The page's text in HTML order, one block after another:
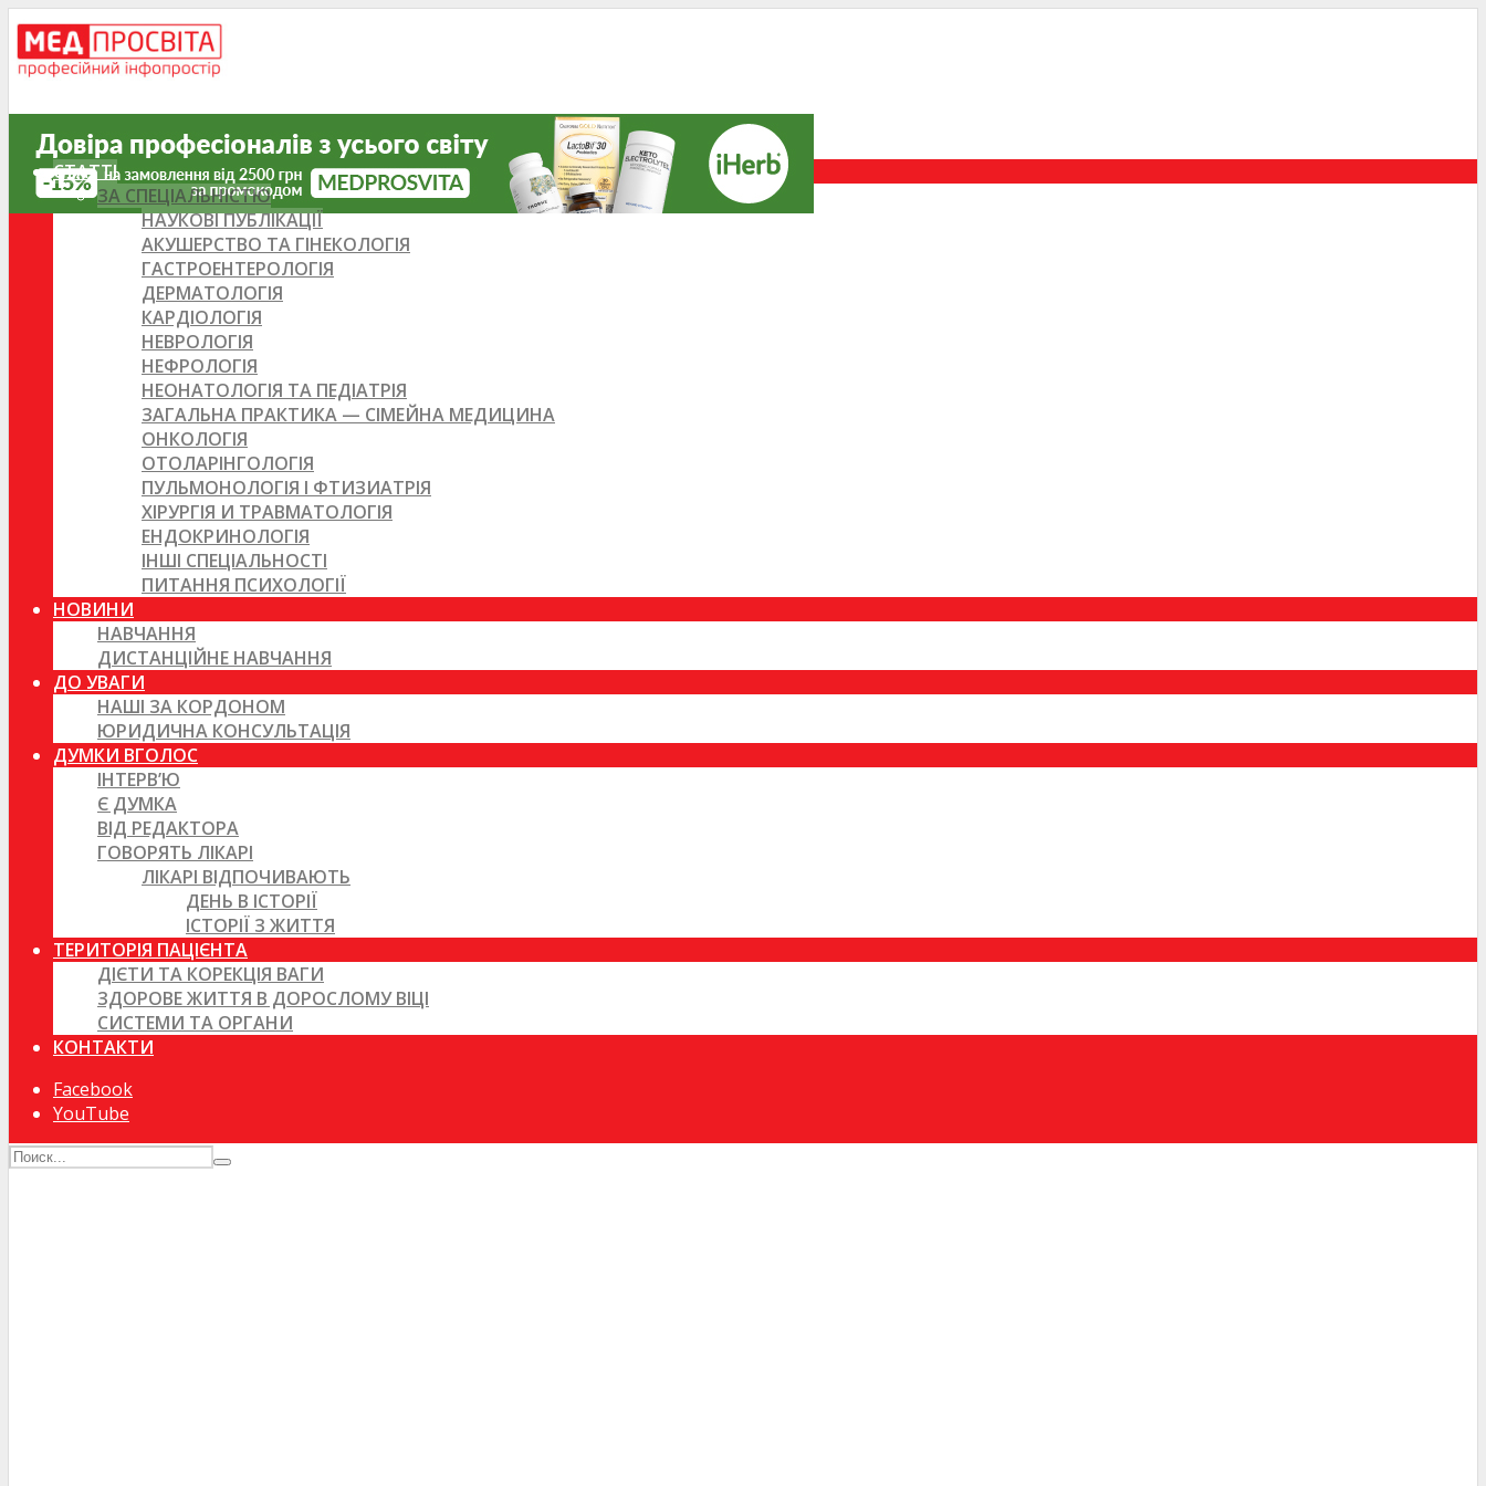
СТАТТІ
ЗА СПЕЦІАЛЬНІСТЮ
НАУКОВІ ПУБЛІКАЦІЇ
АКУШЕРСТВО ТА ГІНЕКОЛОГІЯ
ГАСТРОЕНТЕРОЛОГІЯ
ДЕРМАТОЛОГІЯ
КАРДІОЛОГІЯ
НЕВРОЛОГІЯ
НЕФРОЛОГІЯ
НЕОНАТОЛОГІЯ ТА ПЕДІАТРІЯ
ЗАГАЛЬНА ПРАКТИКА — СІМЕЙНА МЕДИЦИНА
ОНКОЛОГІЯ
ОТОЛАРІНГОЛОГІЯ
ПУЛЬМОНОЛОГІЯ І ФТИЗИАТРІЯ
ХІРУРГІЯ И ТРАВМАТОЛОГІЯ
ЕНДОКРИНОЛОГІЯ
ІНШІ СПЕЦІАЛЬНОСТІ
ПИТАННЯ ПСИХОЛОГІЇ
НОВИНИ
НАВЧАННЯ
ДИСТАНЦІЙНЕ НАВЧАННЯ
ДО УВАГИ
НАШІ ЗА КОРДОНОМ
ЮРИДИЧНА КОНСУЛЬТАЦІЯ
ДУМКИ ВГОЛОС
ІНТЕРВ’Ю
Є ДУМКА
ВІД РЕДАКТОРА
ГОВОРЯТЬ ЛІКАРІ
ЛІКАРІ ВІДПОЧИВАЮТЬ
ДЕНЬ В ІСТОРІЇ
ІСТОРІЇ З ЖИТТЯ
ТЕРИТОРІЯ ПАЦІЄНТА
ДІЄТИ ТА КОРЕКЦІЯ ВАГИ
ЗДОРОВЕ ЖИТТЯ В ДОРОСЛОМУ ВІЦІ
СИСТЕМИ ТА ОРГАНИ
КОНТАКТИ
Facebook
YouTube